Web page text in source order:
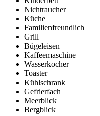
Nichtraucher
Küche
Familienfreundlich
Grill
Bügeleisen
Kaffeemaschine
Wasserkocher
Toaster
Kühlschrank
Gefrierfach
Meerblick
Bergblick